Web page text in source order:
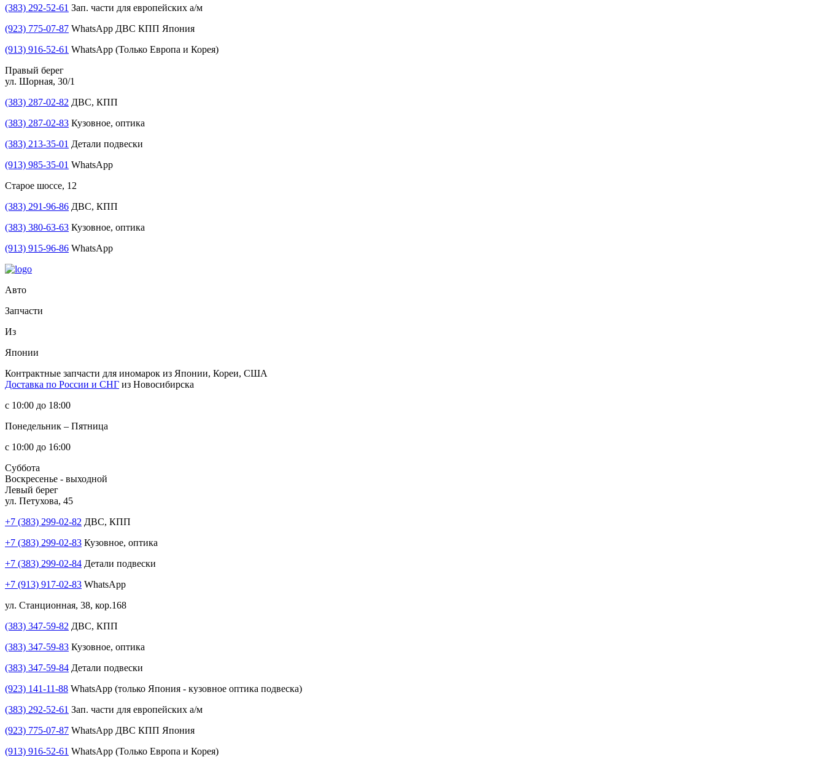
(383) 292-52-61 Зап. части для европейских а/м
(923) 775-07-87 WhatsApp ДВС КПП Япония
(913) 916-52-61 WhatsApp (Только Европа и Корея)
Правый берег
ул. Шорная, 30/1
(383) 287-02-82 ДВС, КПП
(383) 287-02-83 Кузовное, оптика
(383) 213-35-01 Детали подвески
(913) 985-35-01 WhatsApp
Старое шоссе, 12
(383) 291-96-86 ДВС, КПП
(383) 380-63-63 Кузовное, оптика
(913) 915-96-86 WhatsApp
Авто
Запчасти
Из
Японии
Контрактные запчасти для иномарок из Японии, Кореи, США
Доставка по России и СНГ из Новосибирска
с 10:00 до 18:00
Понедельник – Пятница
с 10:00 до 16:00
Суббота
Воскресенье - выходной
Левый берег
ул. Петухова, 45
+7 (383) 299-02-82 ДВС, КПП
+7 (383) 299-02-83 Кузовное, оптика
+7 (383) 299-02-84 Детали подвески
+7 (913) 917-02-83 WhatsApp
ул. Станционная, 38, кор.168
(383) 347-59-82 ДВС, КПП
(383) 347-59-83 Кузовное, оптика
(383) 347-59-84 Детали подвески
(923) 141-11-88 WhatsApp (только Япония - кузовное оптика подвеска)
(383) 292-52-61 Зап. части для европейских а/м
(923) 775-07-87 WhatsApp ДВС КПП Япония
(913) 916-52-61 WhatsApp (Только Европа и Корея)